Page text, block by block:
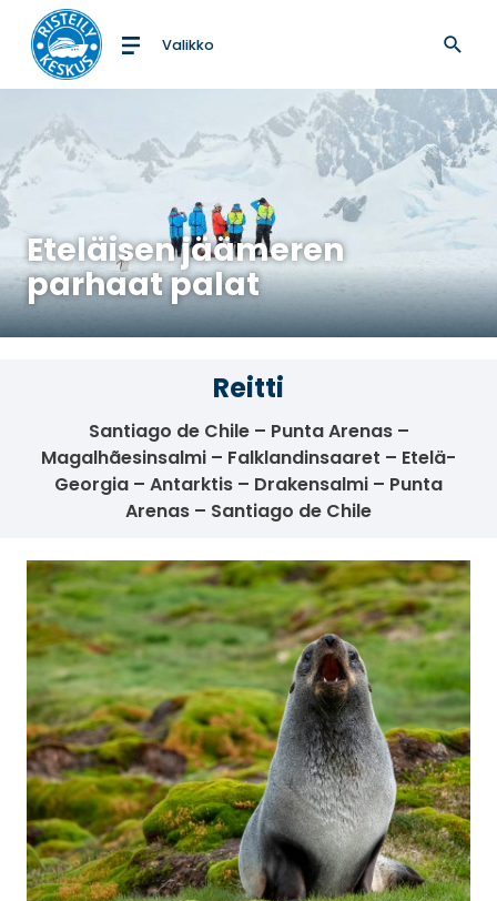
Etusivulle
Valikko
Eteläisen jäämeren
parhaat palat
Reitti
Santiago de Chile – Punta Arenas –
Magalhãesinsalmi – Falklandinsaaret – Etelä-
Georgia – Antarktis – Drakensalmi – Punta
Arenas – Santiago de Chile